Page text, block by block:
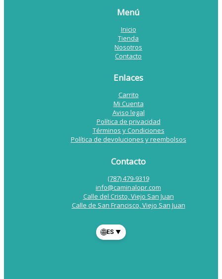
Menú
Inicio
Tienda
Nosotros
Contacto
Enlaces
Carrito
Mi Cuenta
Aviso legal
Política de privacidad
Términos y Condiciones
Política de devoluciones y reembolsos
Contacto
(787) 479-9319
info@caminalopr.com
Calle del Cristo, Viejo San Juan
Calle de San Francisco, Viejo San Juan
🌐ES ▼